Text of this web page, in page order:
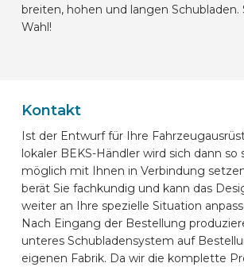
breiten, hohen und langen Schubladen.
Wahl!
Kontakt
Ist der Entwurf für Ihre
lokaler BEKS-Händler wird sich dann so
möglich mit Ihnen in Verbindung
berät Sie fachkundig und kann das
weiter an Ihre spezielle Situation
Nach Eingang der Bestellung
unteres Schubladensystem auf
eigenen Fabrik. Da wir die komplette